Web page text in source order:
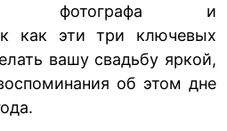
фотографа и
как эти три ключевых
вашу свадьбу яркой,
об этом дне